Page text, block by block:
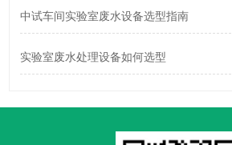
中试车间实验室废水设备选型指南
实验室废水处理设备如何选型